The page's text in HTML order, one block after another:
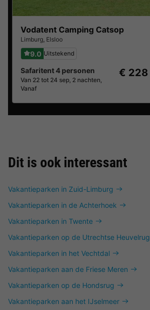
Vodatent Camping Catsop
Limburg, Elsloo
9.0 Uitstekend
Safaritent 4 personen
Van 22 tot 24 sep, 2 nachten,
Vanaf
€ 228
Dit is ook interessant
Vakantieparken in Zuid-Limburg
Vakantieparken in de Achterhoek
Vakantieparken in Twente
Vakantieparken op de Utrechtse Heuvelrug
Vakantieparken in het Vechtdal
Vakantieparken aan de Friese Meren
Vakantieparken op de Hondsrug
Vakantieparken aan het IJselmeer